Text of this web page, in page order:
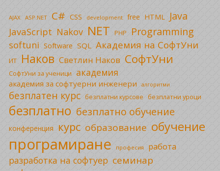
AJAX ASP.NET C# CSS development free HTML Java
JavaScript Nakov NET PHP Programming
softuni Software SQL Академия на СофтУни
ИТ Наков Светлин Наков СофтУни
СофтУни за ученици академия
академия за софтуерни инженери алгоритми
безплатен курс безплатни курсове безплатни уроци
безплатно безплатно обучение
конференция курс образование обучение
програмиране професия работа
разработка на софтуер семинар